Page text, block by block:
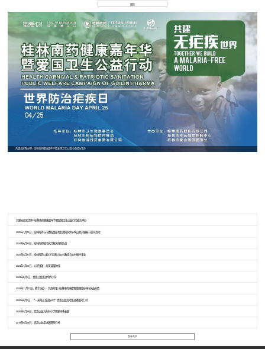
国际
共建无疟疾世界 | 桂林南药健康嘉年华暨爱国卫生公益行动成功举办
共建无疟疾世界 | 桂林南药健康嘉年华暨爱国卫生公益行动成功举办
2025年1月25日，桂林南药与市委统战部共赴灌阳洞井乡椅山村开展春节慰问活动
2024年6月25日，桂林南药慰问抗洪救灾消防队员
2024年5月31日，桂林南药以爱心行动助力乡村教育与乡村振兴事业
2024年1月24日，心系镇雄，共筑温暖防线
2023年6月1日，青蒿公益走进华侨小学
2022年11月27日，携手抗疫 · 共克时艰 | 桂林南药捐赠物资驰援桂林市抗击疫情
2020年6月1日，“一米阳光 爱进乡村”青蒿公益活动走进灌阳同仁村
2020年5月29日，青蒿公益为东升小学筹建书香长廊
2019年9月29日，青蒿公益走进灌阳同仁村